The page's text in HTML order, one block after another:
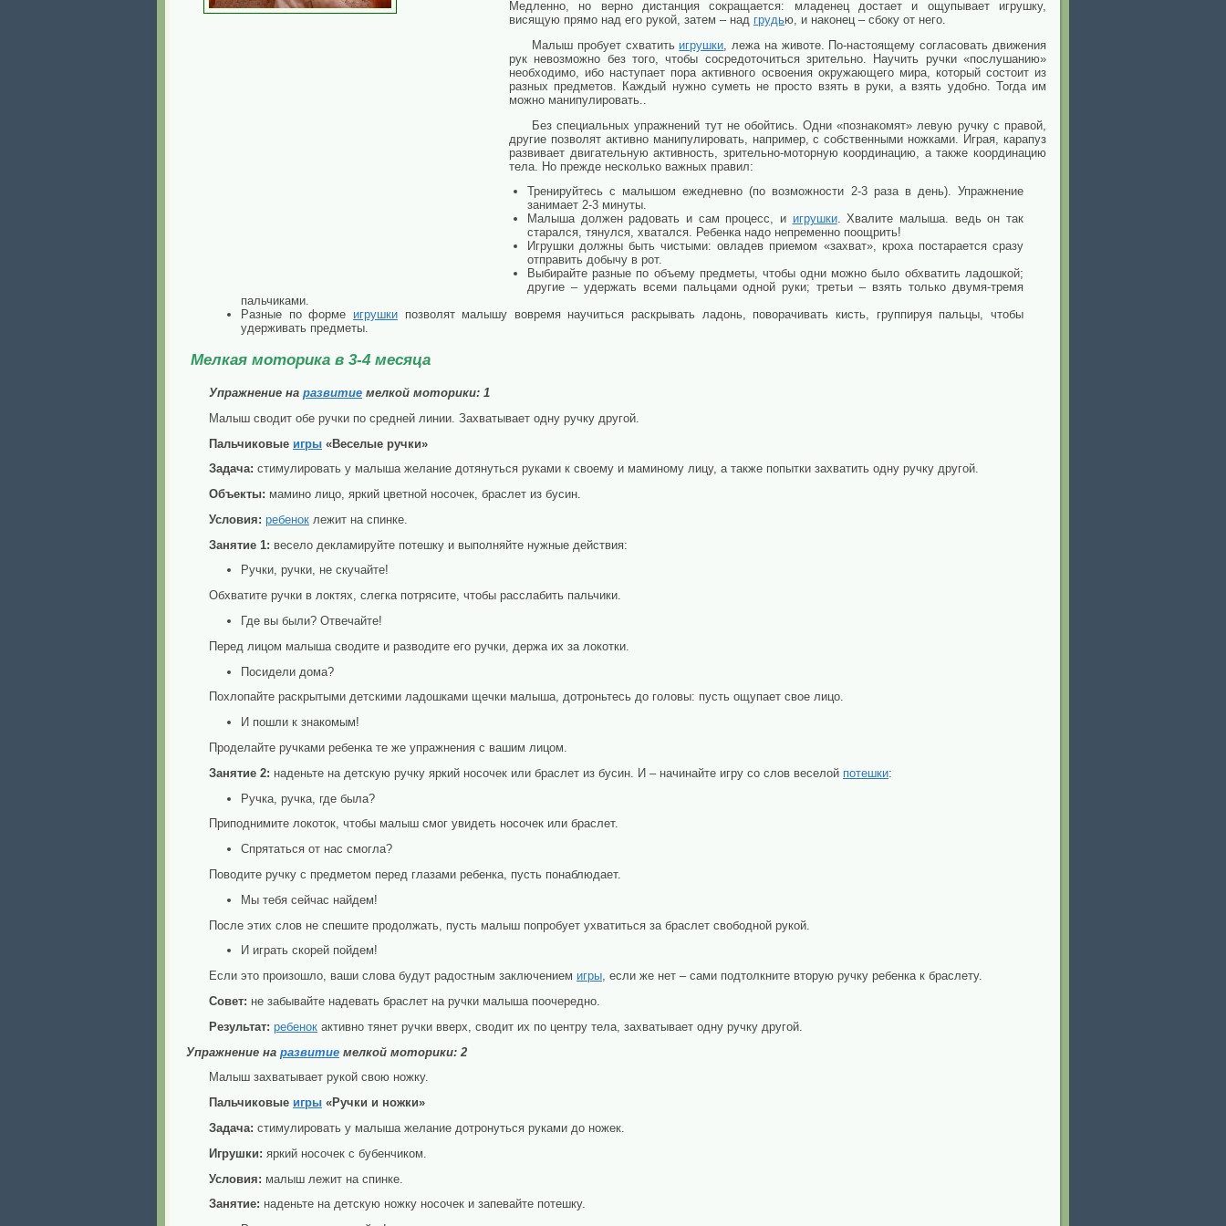
Медленно, но верно дистанция сокращается: младенец достает и ощупывает игрушку,
висящую прямо над его рукой, затем – над грудью, и наконец – сбоку от него.
Малыш пробует схватить игрушки , лежа на животе. По-настоящему согласовать движения
рук невозможно без того, чтобы сосредоточиться зрительно. Научить ручки «послушанию»
необходимо, ибо наступает пора активного освоения окружающего мира, который состоит из
разных предметов. Каждый нужно суметь не просто взять в руки, а взять удобно. Тогда им
можно манипулировать..
Без специальных упражнений тут не обойтись. Одни «познакомят» левую ручку с правой,
другие позволят активно манипулировать, например, с собственными ножками. Играя, карапуз
развивает двигательную активность, зрительно-моторную координацию, а также координацию
тела. Но прежде несколько важных правил:
Тренируйтесь с малышом ежедневно (по возможности 2-3 раза в день). Упражнение
занимает 2-3 минуты.
Малыша должен радовать и сам процесс, и игрушки. Хвалите малыша. ведь он так
старался, тянулся, хватался. Ребенка надо непременно поощрить!
Игрушки должны быть чистыми: овладев приемом «захват», кроха постарается сразу
отправить добычу в рот.
Выбирайте разные по объему предметы, чтобы одни можно было обхватить ладошкой;
другие – удержать всеми пальцами одной руки; третьи – взять только двумя-тремя
пальчиками.
Разные по форме игрушкипозволят малышу вовремя научиться раскрывать ладонь, поворачивать кисть, группируя пальцы, чтобы
удерживать предметы.
Мелкая моторика в 3-4 месяца
Упражнение на развитие мелкой моторики: 1
Малыш сводит обе ручки по средней линии. Захватывает одну ручку другой.
Пальчиковые игры «Веселые ручки»
Задача: стимулировать у малыша желание дотянуться руками к своему и маминому лицу, а также попытки захватить одну ручку другой.
Объекты: мамино лицо, яркий цветной носочек, браслет из бусин.
Условия: ребенок лежит на спинке.
Занятие 1: весело декламируйте потешку и выполняйте нужные действия:
Ручки, ручки, не скучайте!
Обхватите ручки в локтях, слегка потрясите, чтобы расслабить пальчики.
Где вы были? Отвечайте!
Перед лицом малыша сводите и разводите его ручки, держа их за локотки.
Посидели дома?
Похлопайте раскрытыми детскими ладошками щечки малыша, дотроньтесь до головы: пусть ощупает свое лицо.
И пошли к знакомым!
Проделайте ручками ребенка те же упражнения с вашим лицом.
Занятие 2: наденьте на детскую ручку яркий носочек или браслет из бусин. И – начинайте игру со слов веселой потешки:
Ручка, ручка, где была?
Приподнимите локоток, чтобы малыш смог увидеть носочек или браслет.
Спрятаться от нас смогла?
Поводите ручку с предметом перед глазами ребенка, пусть понаблюдает.
Мы тебя сейчас найдем!
После этих слов не спешите продолжать, пусть малыш попробует ухватиться за браслет свободной рукой.
И играть скорей пойдем!
Если это произошло, ваши слова будут радостным заключением игры, если же нет – сами подтолкните вторую ручку ребенка к браслету.
Совет: не забывайте надевать браслет на ручки малыша поочередно.
Результат: ребенок активно тянет ручки вверх, сводит их по центру тела, захватывает одну ручку другой.
Упражнение на развитие мелкой моторики: 2
Малыш захватывает рукой свою ножку.
Пальчиковые игры «Ручки и ножки»
Задача: стимулировать у малыша желание дотронуться руками до ножек.
Игрушки: яркий носочек с бубенчиком.
Условия: малыш лежит на спинке.
Занятие: наденьте на детскую ножку носочек и запевайте потешку.